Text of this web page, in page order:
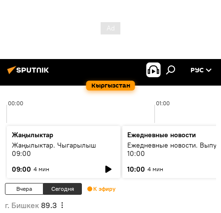
Кыргызстан
РУС
00:00 01:00
Жаңылыктар
Жаңылыктар. Чыгарылыш
09:00
09:00 4 мин
Ежедневные новости
Ежедневные новости.
10:00
10:00 4 мин
Вчера Сегодня К эфиру
г. Бишкек 89.3